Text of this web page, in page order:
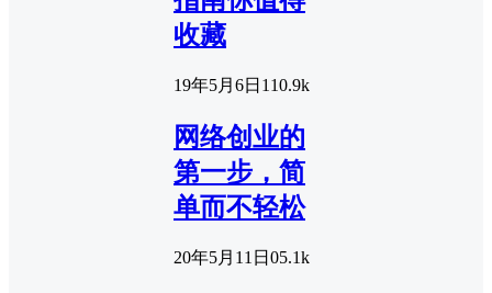
收藏
19年5月6日 1 10.9k
网络创业的
第一步，简
单而不轻松
20年5月11日 05.1k